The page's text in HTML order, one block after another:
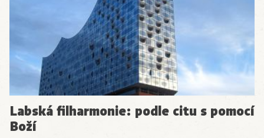
Labská filharmonie: podle citu s pomocí
Boží